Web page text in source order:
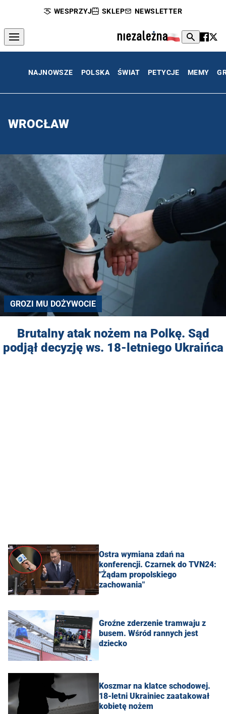
WESPRZYJ SKLEP NEWSLETTER
NAJNOWSZE POLSKA ŚWIAT PETYCJE MEMY
WROCŁAW
GROZI MU DOŻYWOCIE
Brutalny atak nożem na Polkę. Sąd
podjął decyzję ws. 18-letniego Ukraińca
Ostra wymiana zdań na
konferencji. Czarnek do TVN24:
"Żądam propolskiego
zachowania"
Groźne zderzenie tramwaju z
busem. Wśród rannych jest
dziecko
Koszmar na klatce schodowej.
18-letni Ukrainiec zaatakował
kobietę nożem